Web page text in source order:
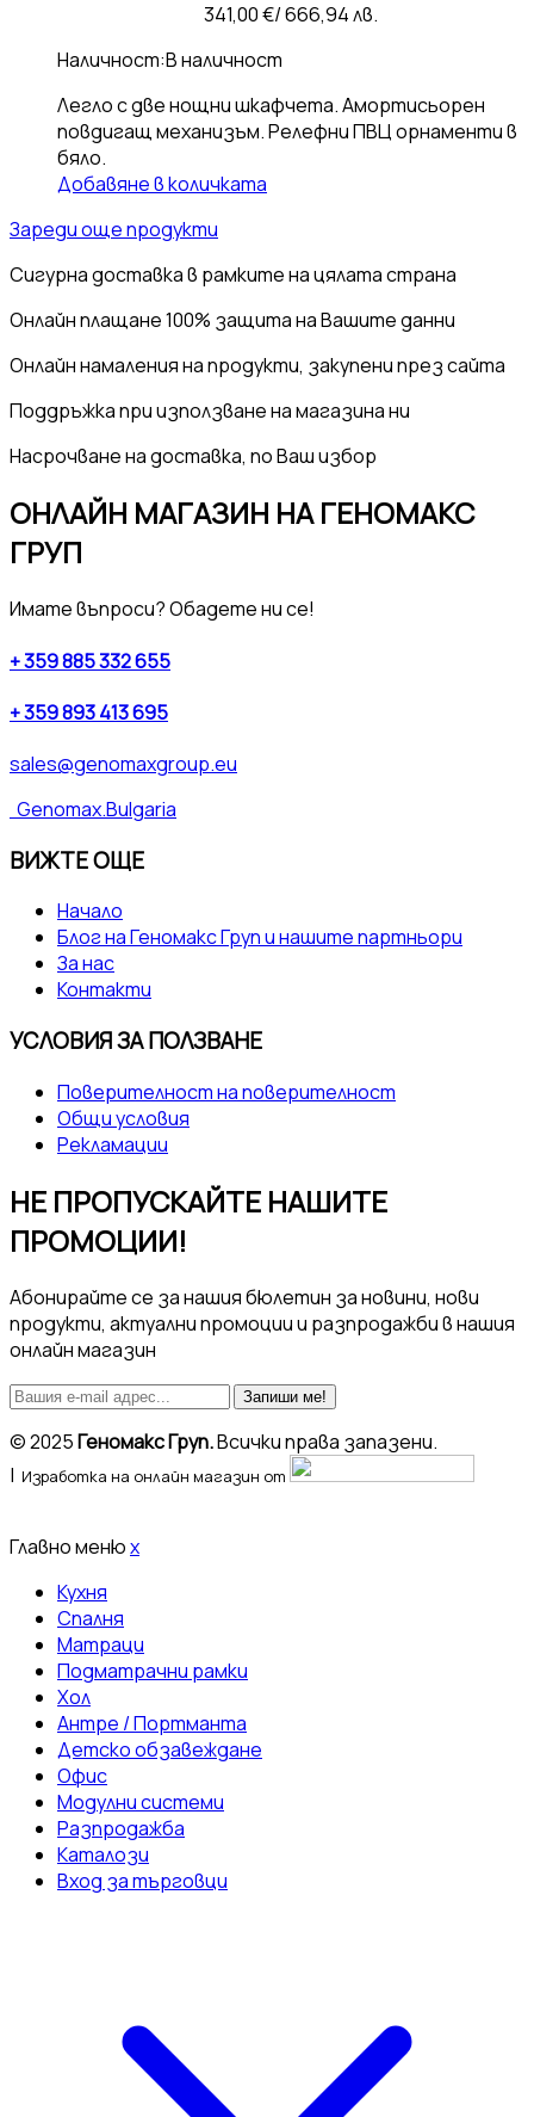
341,00€/ 666,94 лв.
Наличност:В наличност
Легло с две нощни шкафчета. Амортисьорен
повдигащ механизъм. Релефни ПВЦ орнаменти в
бяло.
Добавяне в количката
Зареди още продукти
Сигурна доставкав рамките на цялата страна
Онлайн плащане100% защита на Вашите данни
Онлайн намаленияна продукти, закупени през сайта
Поддръжкапри използване на магазина ни
Насрочване надоставка, по Ваш избор
ОНЛАЙН МАГАЗИН НА ГЕНОМАКС
ГРУП
Имате въпроси? Обадете ни се!
+ 359 885 332 655
+ 359 893 413 695
sales@genomaxgroup.eu
Genomax.Bulgaria
ВИЖТЕ ОЩЕ
Начало
Блог на Геномакс Груп и нашите партньори
За нас
Контакти
УСЛОВИЯ ЗА ПОЛЗВАНЕ
Поверителност на поверителност
Общи условия
Рекламации
НЕ ПРОПУСКАЙТЕ НАШИТЕ
ПРОМОЦИИ!
Абонирайте се за нашия бюлетин за новини, нови
продукти, актуални промоции и разпродажби в нашия
онлайн магазин
Запиши ме!
© 2025Геномакс Груп.Всички права запазени.
| Изработка на онлайн магазин от
Главно менюx
Кухня
Спалня
Матраци
Подматрачни рамки
Хол
Антре / Портманта
Детско обзавеждане
Офис
Модулни системи
Разпродажба
Каталози
Вход за търговци